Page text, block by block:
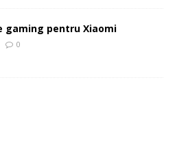
gaming pentru Xiaomi
0